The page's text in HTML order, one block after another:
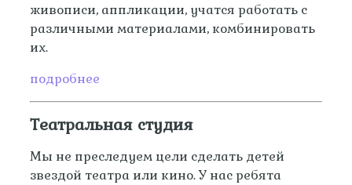
живописи, аппликации, учатся работать с
различными материалами, комбинировать
их.
подробнее
Театральная студия
Мы не преследуем цели сделать детей
звездой театра или кино. У нас ребята